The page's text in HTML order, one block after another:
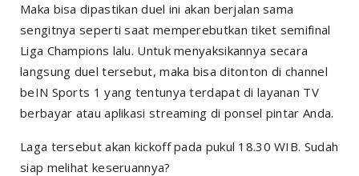
Maka bisa dipastikan duel ini akan berjalan sama
sengitnya seperti saat memperebutkan tiket semifinal
Liga Champions lalu. Untuk menyaksikannya secara
langsung duel tersebut, maka bisa ditonton di channel
beIN Sports 1 yang tentunya terdapat di layanan TV
berbayar atau aplikasi streaming di ponsel pintar Anda.
Laga tersebut akan kickoff pada pukul 18.30 WIB. Sudah
siap melihat keseruannya?